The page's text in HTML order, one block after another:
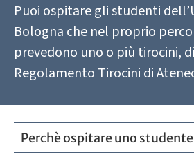
Puoi ospitare gli studenti
Bologna che nel proprio
prevedono uno o più tirocini,
Regolamento Tirocini di
Perchè ospitare uno